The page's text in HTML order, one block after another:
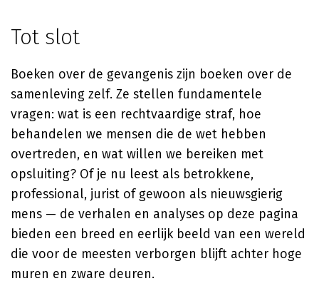
Tot slot
Boeken over de gevangenis zijn boeken over de
samenleving zelf. Ze stellen fundamentele
vragen: wat is een rechtvaardige straf, hoe
behandelen we mensen die de wet hebben
overtreden, en wat willen we bereiken met
opsluiting? Of je nu leest als betrokkene,
professional, jurist of gewoon als nieuwsgierig
mens — de verhalen en analyses op deze pagina
bieden een breed en eerlijk beeld van een wereld
die voor de meesten verborgen blijft achter hoge
muren en zware deuren.